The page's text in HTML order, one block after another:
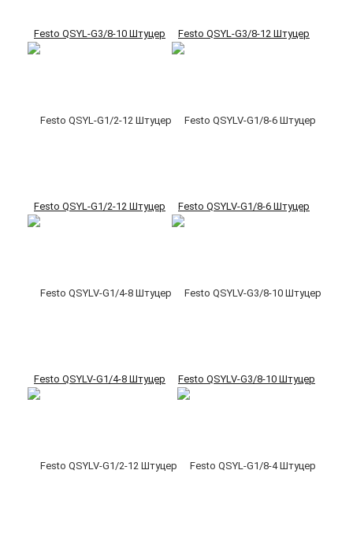
Festo QSYL-G3/8-10 Штуцер Festo QSYL-G3/8-12 Штуцер
Festo QSYL-G1/2-12 Штуцер Festo QSYLV-G1/8-6 Штуцер
Festo QSYLV-G1/4-8 Штуцер Festo QSYLV-G3/8-10 Штуцер